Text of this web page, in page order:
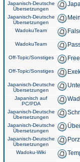
Japanisch-Deutsche
Übersetzungen
Japanisch-Deutsche
Übersetzungen
WadokuTeam
WadokuTeam
Off-Topic/Sonstiges
Off-Topic/Sonstiges
Japanisch-Deutsche
Übersetzungen
Japanisch auf
PC/PDA
Japanisch-Deutsche
Übersetzungen
Japanisch-Deutsche
Übersetzungen
Japanisch-Deutsche
Übersetzungen
Wadoku-Wiki